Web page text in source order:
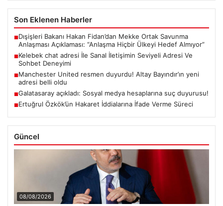
Son Eklenen Haberler
■Dışişleri Bakanı Hakan Fidan’dan Mekke Ortak Savunma
Anlaşması Açıklaması: “Anlaşma Hiçbir Ülkeyi Hedef Almıyor”
■Kelebek chat adresi İle Sanal İletişimin Seviyeli Adresi Ve
Sohbet Deneyimi
■Manchester United resmen duyurdu! Altay Bayındır’ın yeni
adresi belli oldu
■Galatasaray açıkladı: Sosyal medya hesaplarına suç duyurusu!
■Ertuğrul Özkök’ün Hakaret İddialarına İfade Verme Süreci
Güncel
08/08/2026